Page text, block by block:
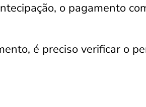
o pagamento
é preciso verificar o